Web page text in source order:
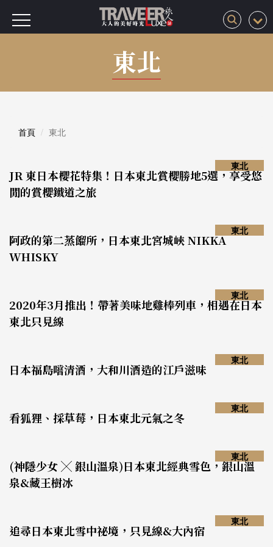
東北
首頁 東北
JR 東日本櫻花特集！日本東北賞櫻勝地5選，享受悠
閒的賞櫻鐵道之旅
東北
阿政的第二蒸餾所，日本東北宮城峽 NIKKA
WHISKY
東北
2020年3月推出！帶著美味地雞棒列車，相遇在日本
東北只見線
東北
日本福島嚐清酒，大和川酒造的江戶滋味
東北
看狐狸、採草莓，日本東北元氣之冬
東北
(神隱少女 ╳ 銀山溫泉)日本東北經典雪色，銀山溫
泉&藏王樹冰
東北
追尋日本東北雪中祕境，只見線&大內宿
東北